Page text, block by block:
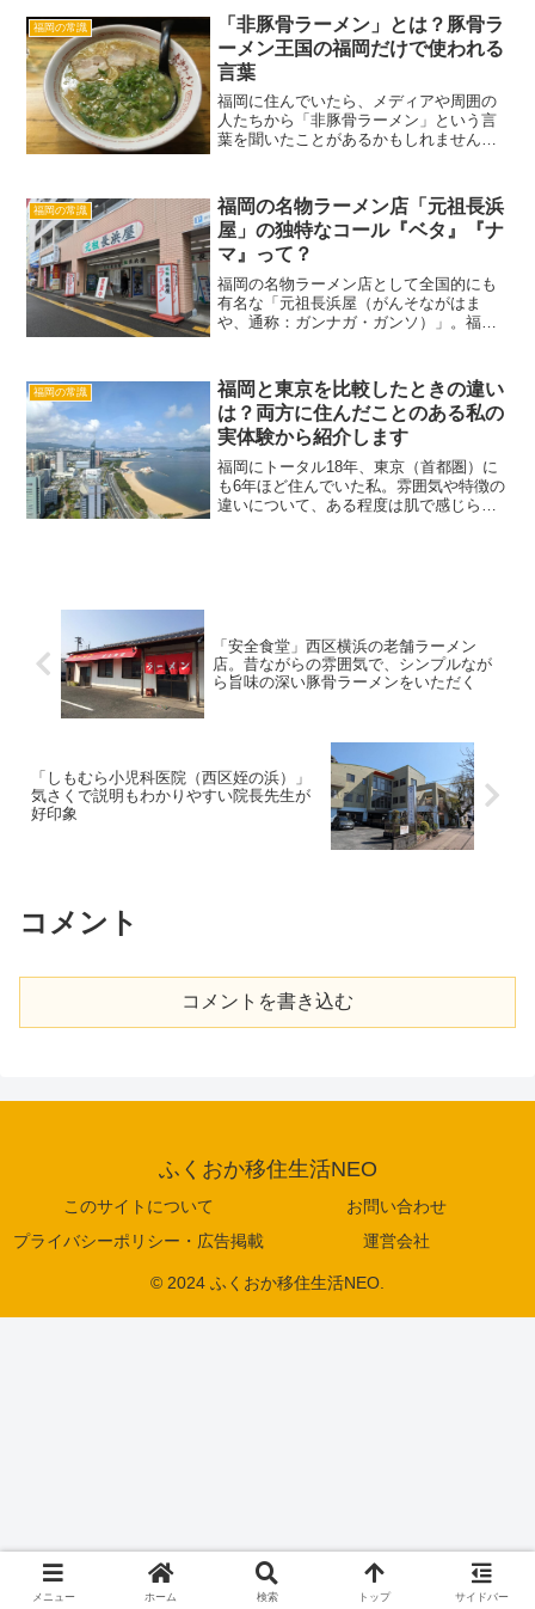
り中洲の屋台はおすすめできない。なぜ
中洲の屋台をおすすめしない...
福岡の常識
「非豚骨ラーメン」とは？豚骨ラ
ーメン王国の福岡だけで使われる
言葉
福岡に住んでいたら、メディアや周囲の
人たちから「非豚骨ラーメン」という言
葉を聞いたことがあるかもしれません。
葉。福岡には『ラーメン＝豚骨である』
という基本的な認識があるた...
福岡の常識
福岡の名物ラーメン店「元祖長浜
屋」の独特なコール『ベタ』『ナ
マ』って？
福岡の名物ラーメン店として全国的にも
有名な「元祖長浜屋（がんそながはま
や、通称：ガンナガ・ガンソ）」。福岡
タイルを持つ店でもあります。そんな長
浜屋独自のスタイルのひとつ...
福岡の常識
福岡と東京を比較したときの違い
は？両方に住んだことのある私の
実体験から紹介します
福岡にトータル18年、東京（首都圏）に
も6年ほど住んでいた私。雰囲気や特徴の
違いについて、ある程度は肌で感じられ
「安全食堂」西区横浜の老舗ラーメン
店。昔ながらの雰囲気で、シンプルなが
ら旨味の深い豚骨ラーメンをいただく
「しもむら小児科医院（西区姪の浜）」
気さくで説明もわかりやすい院長先生が
好印象
コメント
コメントを書き込む
ふくおか移住生活NEO
このサイトについて
お問い合わせ
プライバシーポリシー・広告掲載
運営会社
© 2024 ふくおか移住生活NEO.
メニュー ホーム 検索 トップ サイドバー